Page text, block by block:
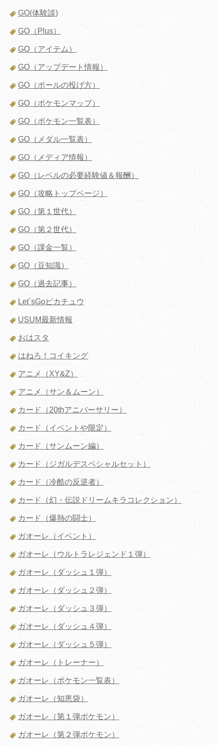
GO(体験談)
GO（Plus）
GO（アイテム）
GO（アップデート情報）
GO（ボールの投げ方）
GO（ポケモンマップ）
GO（ポケモン一覧表）
GO（メダル一覧表）
GO（メディア情報）
GO（レベルの必要経験値＆報酬）
GO（攻略トップページ）
GO（第１世代）
GO（第２世代）
GO（課金一覧）
GO（豆知識）
GO（過去記事）
Let`sGoピカチュウ
USUM最新情報
おはスタ
はねろ！コイキング
アニメ（XY&Z）
アニメ（サン＆ムーン）
カード（20thアニバーサリー）
カード（イベントや限定）
カード（サンムーン編）
カード（ジガルデスペシャルセット）
カード（冷酷の反逆者）
カード（幻・伝説ドリームキラコレクション）
カード（爆熱の闘士）
ガオーレ（イベント）
ガオーレ（ウルトラレジェンド１弾）
ガオーレ（ダッシュ１弾）
ガオーレ（ダッシュ２弾）
ガオーレ（ダッシュ３弾）
ガオーレ（ダッシュ４弾）
ガオーレ（ダッシュ５弾）
ガオーレ（トレーナー）
ガオーレ（ポケモン一覧表）
ガオーレ（知恵袋）
ガオーレ（第１弾ポケモン）
ガオーレ（第２弾ポケモン）